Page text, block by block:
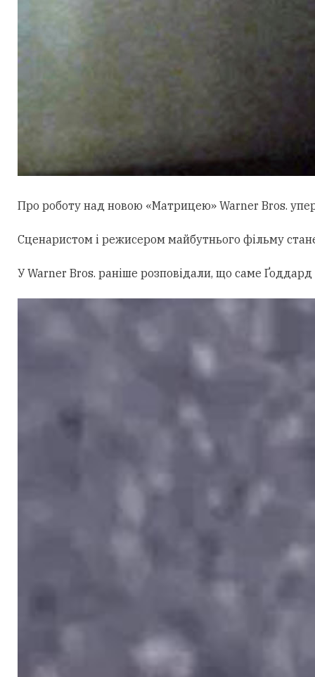
Про роботу над новою «Матрицею» Warner Bros.
Сценаристом і режисером майбутнього фільму
У Warner Bros. раніше розповідали, що саме